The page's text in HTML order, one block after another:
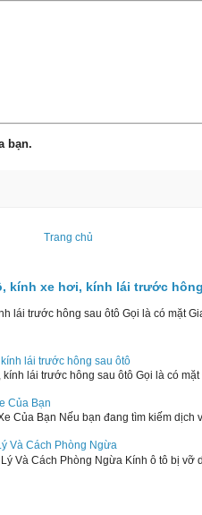
bạn.
Trang chủ
kính xe hơi, kính lái trước
lái trước hông sau ôtô Gọi là có mặt
lái trước hông sau ôtô
lái trước hông sau ôtô Gọi là có
Của Bạn
Của Bạn Nếu bạn đang tìm kiếm dịch
Và Cách Phòng Ngừa
Và Cách Phòng Ngừa Kính ô tô bị vỡ